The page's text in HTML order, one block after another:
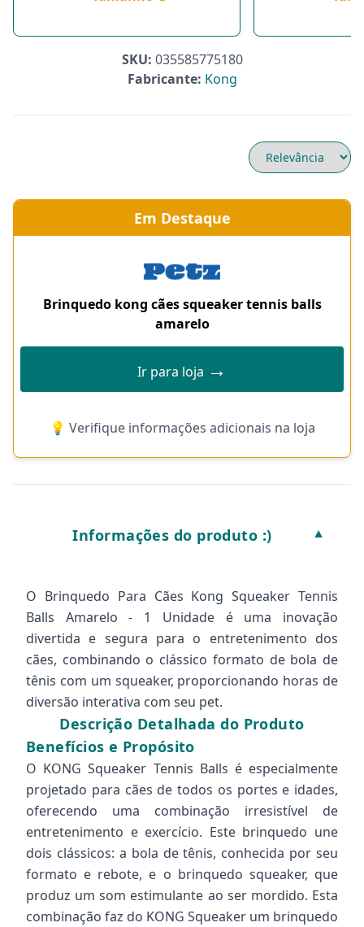
Amarelo - Tamanho
SKU: 035585775180
Fabricante: Kong
Em Destaque
Brinquedo kong cães squeaker tennis balls
amarelo
Ir para loja →
💡 Verifique informações adicionais na loja
Informações do produto :) ▼
O Brinquedo Para Cães Kong Squeaker Tennis
Balls Amarelo - 1 Unidade é uma inovação
divertida e segura para o entretenimento dos
cães, combinando o clássico formato de bola de
tênis com um squeaker, proporcionando horas de
diversão interativa com seu pet.
Descrição Detalhada do Produto
Benefícios e Propósito
O KONG Squeaker Tennis Balls é especialmente
projetado para cães de todos os portes e idades,
oferecendo uma combinação irresistível de
entretenimento e exercício. Este brinquedo une
dois clássicos: a bola de tênis, conhecida por seu
formato e rebote, e o brinquedo squeaker, que
produz um som estimulante ao ser mordido. Esta
combinação faz do KONG Squeaker um brinquedo